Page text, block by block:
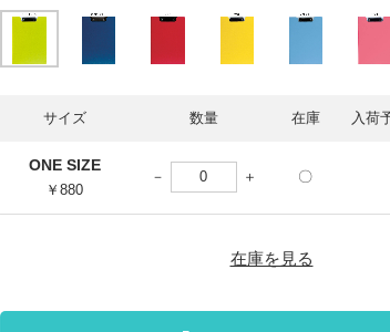
サイズ 数量 在庫 入荷
ONE SIZE
￥880
〇
在庫を見る